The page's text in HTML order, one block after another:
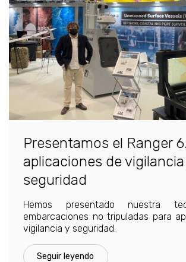
Presentamos el Ranger
aplicaciones de
seguridad
Hemos presentado nuestra
embarcaciones no tripuladas para
vigilancia y seguridad.
Seguir leyendo